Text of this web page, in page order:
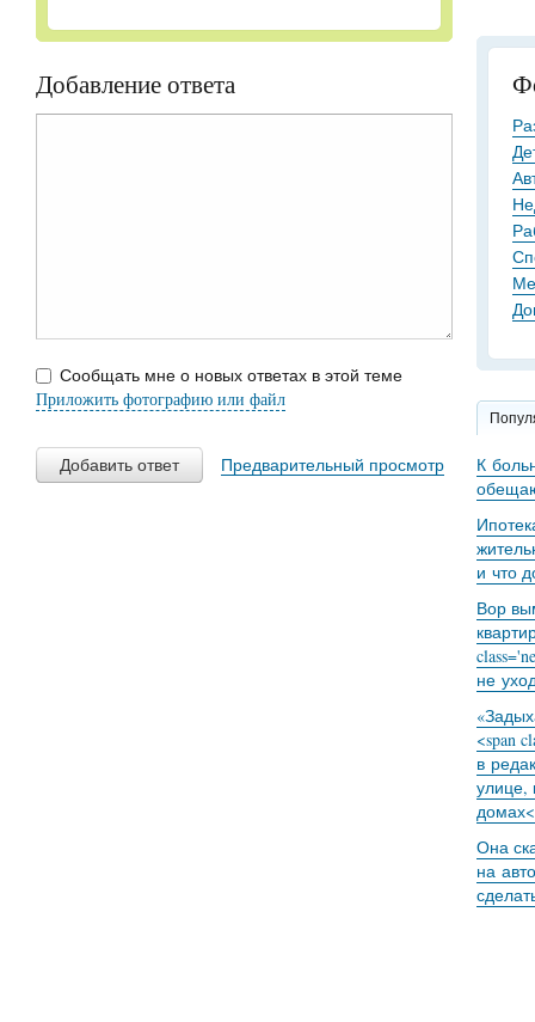
Добавление ответа
Сообщать мне о новых ответах в этой теме
Приложить фотографию или файл
Добавить ответ Предварительный просмотр
К
и что
Вор
не
<span
в
улице,
Она
на